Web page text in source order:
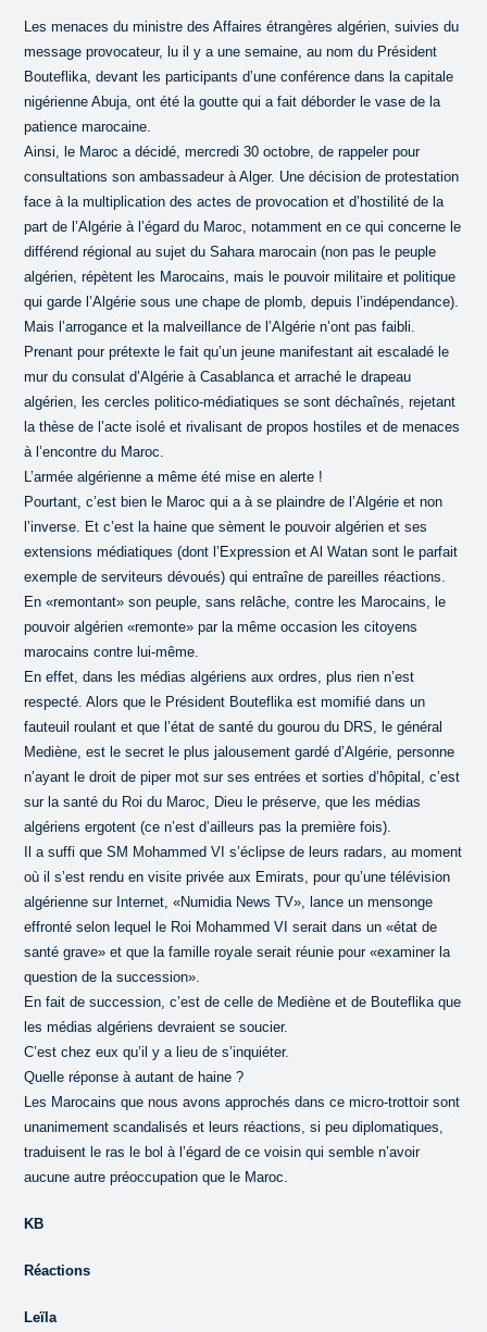
Les menaces du ministre des Affaires étrangères algérien, suivies du
message provocateur, lu il y a une semaine, au nom du Président
Bouteflika, devant les participants d’une conférence dans la capitale
nigérienne Abuja, ont été la goutte qui a fait déborder le vase de la
patience marocaine.
Ainsi, le Maroc a décidé, mercredi 30 octobre, de rappeler pour
consultations son ambassadeur à Alger. Une décision de protestation
face à la multiplication des actes de provocation et d’hostilité de la
part de l’Algérie à l’égard du Maroc, notamment en ce qui concerne le
différend régional au sujet du Sahara marocain (non pas le peuple
algérien, répètent les Marocains, mais le pouvoir militaire et politique
qui garde l’Algérie sous une chape de plomb, depuis l’indépendance).
Mais l’arrogance et la malveillance de l’Algérie n’ont pas faibli.
Prenant pour prétexte le fait qu’un jeune manifestant ait escaladé le
mur du consulat d’Algérie à Casablanca et arraché le drapeau
algérien, les cercles politico-médiatiques se sont déchaînés, rejetant
la thèse de l’acte isolé et rivalisant de propos hostiles et de menaces
à l’encontre du Maroc.
L’armée algérienne a même été mise en alerte !
Pourtant, c’est bien le Maroc qui a à se plaindre de l’Algérie et non
l’inverse. Et c’est la haine que sèment le pouvoir algérien et ses
extensions médiatiques (dont l’Expression et Al Watan sont le parfait
exemple de serviteurs dévoués) qui entraîne de pareilles réactions.
En «remontant» son peuple, sans relâche, contre les Marocains, le
pouvoir algérien «remonte» par la même occasion les citoyens
marocains contre lui-même.
En effet, dans les médias algériens aux ordres, plus rien n’est
respecté. Alors que le Président Bouteflika est momifié dans un
fauteuil roulant et que l’état de santé du gourou du DRS, le général
Mediène, est le secret le plus jalousement gardé d’Algérie, personne
n’ayant le droit de piper mot sur ses entrées et sorties d’hôpital, c’est
sur la santé du Roi du Maroc, Dieu le préserve, que les médias
algériens ergotent (ce n’est d’ailleurs pas la première fois).
Il a suffi que SM Mohammed VI s’éclipse de leurs radars, au moment
où il s’est rendu en visite privée aux Emirats, pour qu’une télévision
algérienne sur Internet, «Numidia News TV», lance un mensonge
effronté selon lequel le Roi Mohammed VI serait dans un «état de
santé grave» et que la famille royale serait réunie pour «examiner la
question de la succession».
En fait de succession, c’est de celle de Mediène et de Bouteflika que
les médias algériens devraient se soucier.
C’est chez eux qu’il y a lieu de s’inquiéter.
Quelle réponse à autant de haine ?
Les Marocains que nous avons approchés dans ce micro-trottoir sont
unanimement scandalisés et leurs réactions, si peu diplomatiques,
traduisent le ras le bol à l’égard de ce voisin qui semble n’avoir
aucune autre préoccupation que le Maroc.
KB
Réactions
Leïla